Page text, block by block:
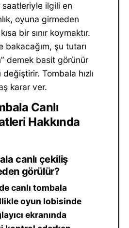
saatleriyle ilgili en
oyuna girmeden
bir sınır koymaktır.
bakacağım, şu tutarı
demek basit görünür
değiştirir. Tombala hızlı
karar ver.
Canlı
Hakkında
canlı çekiliş
görülür?
canlı tombala
oyun lobisinde
ekranında